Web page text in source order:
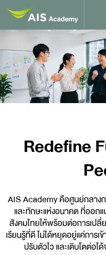
Redefine
AIS Academy คือศูนย์กลางก
และทักษะแห่งอนาคต ที่ออ
สังคมไทยให้พร้อมต่อการเปลี่
เรียนรู้ที่ดี ไม่ได้หยุดอยู่แค่การ
ปรับตัวไว และเติบโตต่อไ